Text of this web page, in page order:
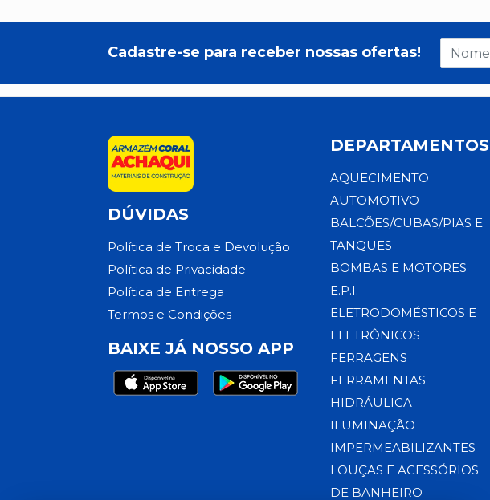
Cadastre-se para receber nossas ofertas!
DÚVIDAS
Política de Troca e Devolução
Política de Privacidade
Política de Entrega
Termos e Condições
BAIXE JÁ NOSSO APP
DEPARTAMENTOS
AQUECIMENTO
AUTOMOTIVO
BALCÕES/CUBAS/PIAS E
TANQUES
BOMBAS E MOTORES
E.P.I.
ELETRODOMÉSTICOS E
ELETRÔNICOS
FERRAGENS
FERRAMENTAS
HIDRÁULICA
ILUMINAÇÃO
IMPERMEABILIZANTES
LOUÇAS E ACESSÓRIOS
DE BANHEIRO